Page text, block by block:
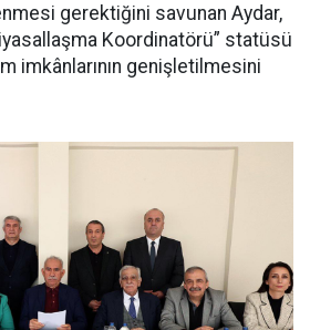
gerektiğini savunan Aydar,
Koordinatörü” statüsü
imkânlarının genişletilmesini